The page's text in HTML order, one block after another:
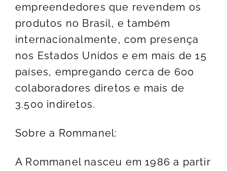
empreendedores que revendem os
produtos no Brasil, e também
internacionalmente, com presença
nos Estados Unidos e em mais de 15
países, empregando cerca de 600
colaboradores diretos e mais de
3.500 indiretos.
Sobre a Rommanel:
A Rommanel nasceu em 1986 a partir